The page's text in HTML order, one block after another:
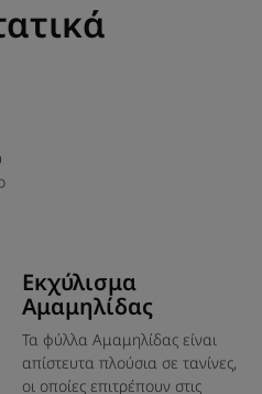
Εκχύλισμα
Αμαμηλίδας
Τα φύλλα Αμαμηλίδας είναι
απίστευτα πλούσια σε τανίνες,
οι οποίες επιτρέπουν στις